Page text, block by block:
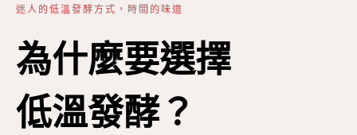
迷人的低溫發酵方式，時間的味道
為什麼要選擇
低溫發酵？